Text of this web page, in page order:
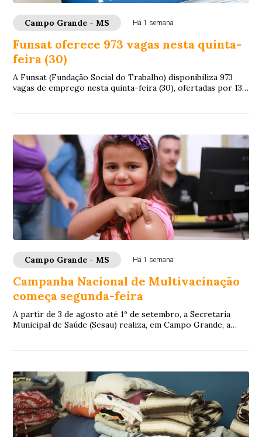
Campo Grande - MS Há 1 semana
Funsat oferece 973 vagas nesta quinta-
feira (30)
A Funsat (Fundação Social do Trabalho) disponibiliza 973
vagas de emprego nesta quinta-feira (30), ofertadas por 132
Campo Grande - MS Há 1 semana
Campanha Nacional de Multivacinação
começa segunda-feira
A partir de 3 de agosto até 1º de setembro, a Secretaria
Municipal de Saúde (Sesau) realiza, em Campo Grande, a